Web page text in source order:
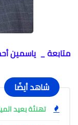
متابعة _ ياسمين
شاهد أيضًا
تهنئة بعيد